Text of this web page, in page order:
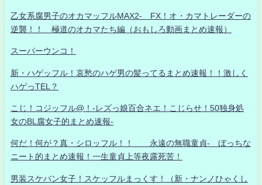
乙女系腐男子のオカマッフルMAX2- FX！オ・カマトレーダーの
逆襲！！ 極道のオカマたち編（おもしろ動画まとめ速報）
スーパーウンコ！
新・ハゲッフル！哀愁のハゲ男の髪ってるまとめ速報！！激しく
ハゲっTEL？
こじ！コジッフル@！-レズっ娘百合ネエ！こじらせ！50独身処
女のBL腐女子的まとめ速報-
何だ！何が？真・シロッフル！！ 永遠の無職童貞- ぼっちな
ニート的まとめ速報！一生童貞上等夜露死苦！
男装スケバン女子！スケッフルまっくす！（新・ナンノひゃくし